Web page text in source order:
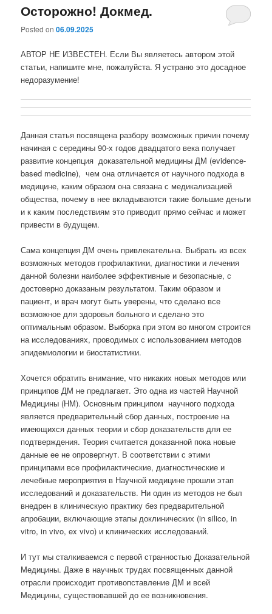
Осторожно! Докмед.
Posted on06.09.2025
АВТОР НЕ ИЗВЕСТЕН. Если Вы являетесь автором этой
статьи, напишите мне, пожалуйста. Я устраню это досадное
недоразумение!
Данная статья посвящена разбору возможных причин почему
начиная с середины 90-х годов двадцатого века получает
развитие концепция доказательной медицины ДМ (evidence-
based medicine), чем она отличается от научного подхода в
медицине, каким образом она связана с медикализацией
общества, почему в нее вкладываются такие большие деньги
и к каким последствиям это приводит прямо сейчас и может
привести в будущем.
Сама концепция ДМ очень привлекательна. Выбрать из всех
возможных методов профилактики, диагностики и лечения
данной болезни наиболее эффективные и безопасные, с
достоверно доказаным результатом. Таким образом и
пациент, и врач могут быть уверены, что сделано все
возможное для здоровья больного и сделано это
оптимальным образом. Выборка при этом во многом строится
на исследованиях, проводимых с использованием методов
эпидемиологии и биостатистики.
Хочется обратить внимание, что никаких новых методов или
принципов ДМ не предлагает. Это одна из частей Научной
Медицины (НМ). Основным принципом научного подхода
является предварительный сбор данных, построение на
имеющихся данных теории и сбор доказательств для ее
подтверждения. Теория считается доказанной пока новые
данные ее не опровергнут. В соответствии с этими
принципами все профилактические, диагностические и
лечебные мероприятия в Научной медицине прошли этап
исследований и доказательств. Ни один из методов не был
внедрен в клиническую практику без предварительной
апробации, включающие этапы доклинических (in silico, in
vitro, in vivo, ex vivo) и клинических исследований.
И тут мы сталкиваемся с первой странностью Доказательной
Медицины. Даже в научных трудах посвященных данной
отрасли происходит противопставление ДМ и всей
Медицины, существовавшей до ее возникновения.